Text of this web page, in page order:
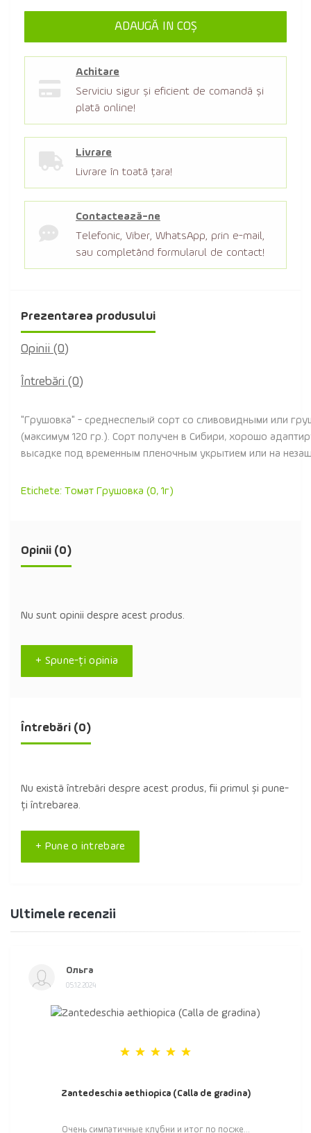
ADAUGĂ IN COŞ
Achitare
Serviciu sigur şi eficient de comandă şi
plată online!
Livrare
Livrare în toată țara!
Contactează-ne
Telefonic, Viber, WhatsApp, prin e-mail,
sau completând formularul de contact!
Prezentarea produsului
Opinii (0)
Întrebări (0)
"Грушовка" - среднеспелый сорт со сливовидными или
(максимум 120 гр.). Сорт получен в Сибири, хорошо
высадке под временным пленочным укрытием или на
Etichete: Томат Грушовка (0, 1г)
Opinii (0)
Nu sunt opinii despre acest produs.
+ Spune-ţi opinia
Întrebări (0)
Nu există întrebări despre acest produs, fii primul și pune-
ți întrebarea.
+ Pune o intrebare
Ultimele recenzii
Ольга
05.12.2024
Zantedeschia aethiopica (Calla de gradina)
Очень симпатичные клубни и итог по посже...